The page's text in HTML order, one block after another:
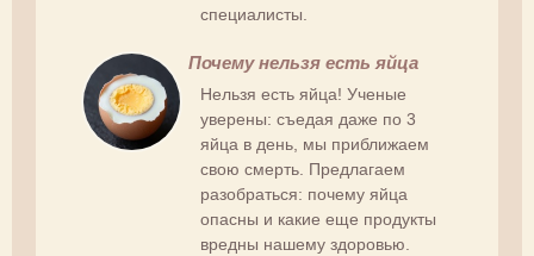
специалисты.
Почему нельзя есть яйца
Нельзя есть яйца! Ученые
уверены: съедая даже по 3
яйца в день, мы приближаем
свою смерть. Предлагаем
разобраться: почему яйца
опасны и какие еще продукты
вредны нашему здоровью.